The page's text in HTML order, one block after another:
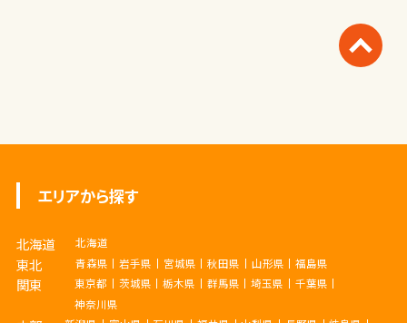
エリアから探す
北海道 北海道
東北 青森県 岩手県 宮城県 秋田県 山形県 福島県
関東 東京都 茨城県 栃木県 群馬県 埼玉県
千葉県
神奈川県